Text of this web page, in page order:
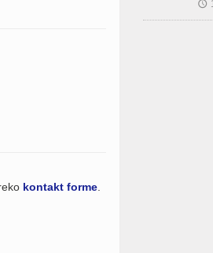
kontakt forme
🕔